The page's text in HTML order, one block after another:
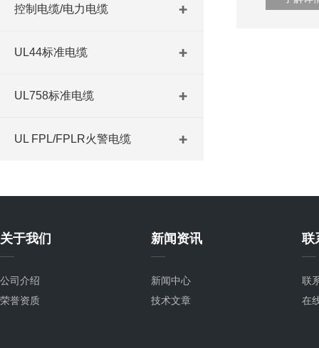
控制电缆/电力电缆
UL44标准电缆
UL758标准电缆
UL FPL/FPLR火警电缆
关于我们
公司介绍
荣誉资质
新闻资讯
新闻中心
技术文章
联
联
在